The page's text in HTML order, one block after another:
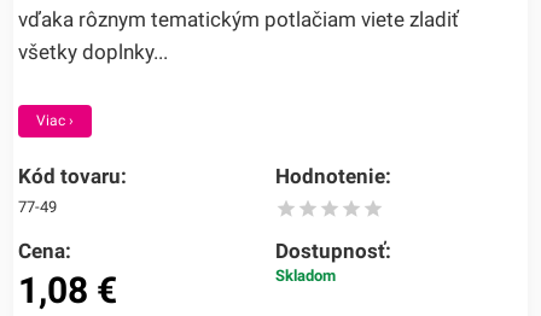
vďaka rôznym tematickým potlačiam viete zladiť
všetky doplnky...
Viac ›
Kód tovaru:
77-49
Hodnotenie:
Cena:
1,08 €
Dostupnosť:
Skladom